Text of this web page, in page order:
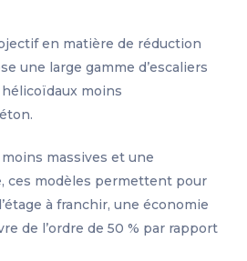
en matière de réduction
une large gamme d’escaliers
moins
massives et une
ces modèles permettent pour
à franchir, une économie
de l’ordre de 50 % par rapport